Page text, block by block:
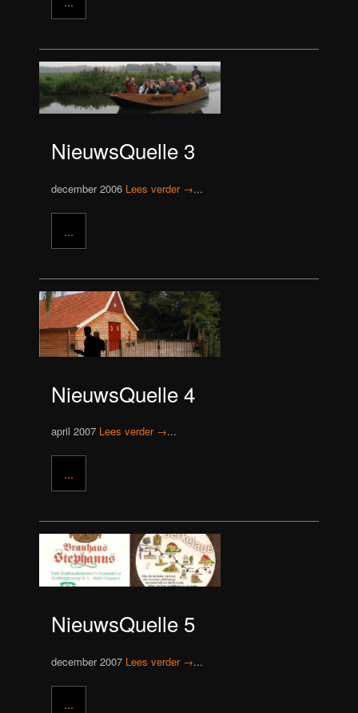
NieuwsQuelle 3
december 2006 Lees verder →...
...
NieuwsQuelle 4
april 2007 Lees verder →...
...
NieuwsQuelle 5
december 2007 Lees verder →...
...